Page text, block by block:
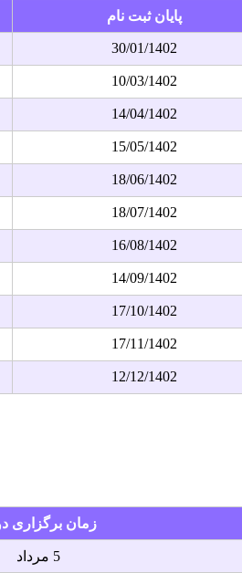
پایان ثبت نام
30/01/1402
10/03/1402
14/04/1402
15/05/1402
18/06/1402
18/07/1402
16/08/1402
14/09/1402
17/10/1402
17/11/1402
12/12/1402
زمان برگزاری
5 مرداد